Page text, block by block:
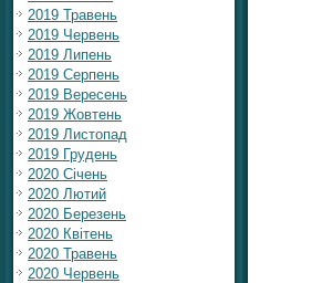
2019 Травень
2019 Червень
2019 Липень
2019 Серпень
2019 Вересень
2019 Жовтень
2019 Листопад
2019 Грудень
2020 Січень
2020 Лютий
2020 Березень
2020 Квітень
2020 Травень
2020 Червень